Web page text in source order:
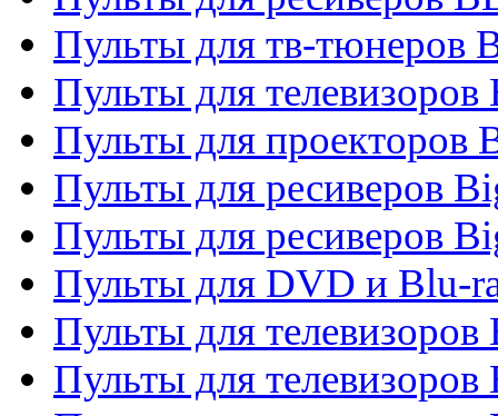
Пульты для тв-тюнеров
Пульты для телевизоров
Пульты для проекторов
Пульты для ресиверов
Пульты для ресиверов
Пульты для DVD и Blu-
Пульты для телевизоров
Пульты для телевизоров